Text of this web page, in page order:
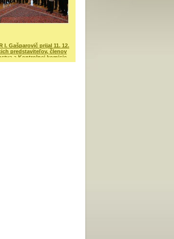
I. Gašparovič prijal 11. 12.
predstaviteľov, členov
a Kontrolnej komisie
SSS